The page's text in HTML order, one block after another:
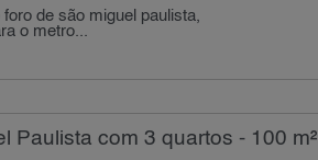
de são miguel paulista,
o metro...
Paulista com 3 quartos - 100 m²